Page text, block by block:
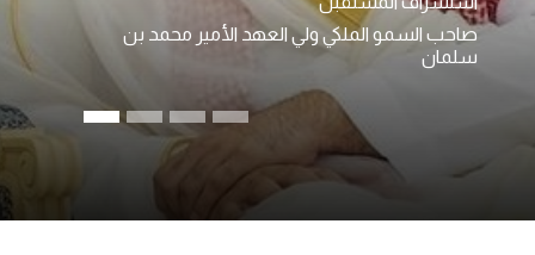
صاحب السمو الملكي ولي العهد الأمير محمد بن
سلمان